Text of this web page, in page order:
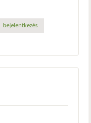
bejelentkezés